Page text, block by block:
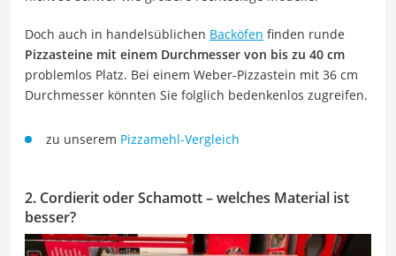
Doch auch in handelsüblichen Backöfen finden runde
Pizzasteine mit einem Durchmesser von bis zu 40 cm
problemlos Platz. Bei einem Weber-Pizzastein mit 36 cm
Durchmesser könnten Sie folglich bedenkenlos zugreifen.
zu unserem Pizzamehl-Vergleich
2. Cordierit oder Schamott – welches Material ist
besser?